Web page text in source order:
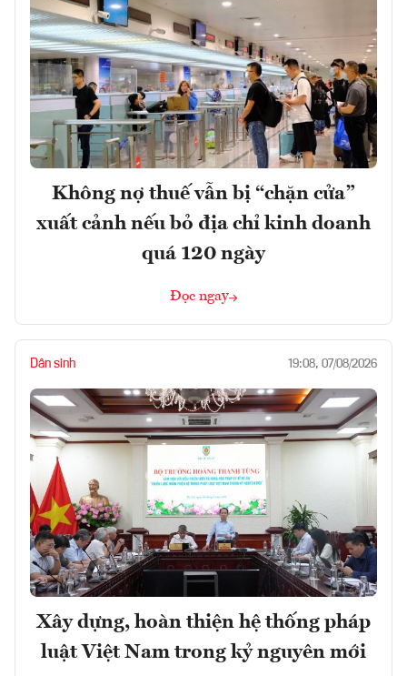
Không nợ thuế vẫn bị “chặn cửa”
xuất cảnh nếu bỏ địa chỉ kinh doanh
quá 120 ngày
Đọc ngay
Dân sinh 19:08, 07/08/2026
Xây dựng, hoàn thiện hệ thống pháp
luật Việt Nam trong kỷ nguyên mới